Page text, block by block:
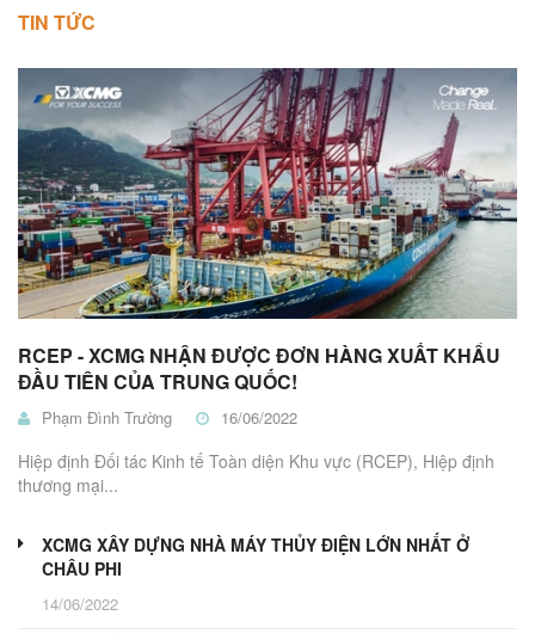
TIN TỨC
RCEP - XCMG NHẬN ĐƯỢC ĐƠN HÀNG XUẤT KHẨU
ĐẦU TIÊN CỦA TRUNG QUỐC!
Phạm Đình Trường 16/06/2022
Hiệp định Đối tác Kinh tế Toàn diện Khu vực (RCEP), Hiệp định
thương mại...
XCMG XÂY DỰNG NHÀ MÁY THỦY ĐIỆN LỚN NHẤT Ở
CHÂU PHI
14/06/2022